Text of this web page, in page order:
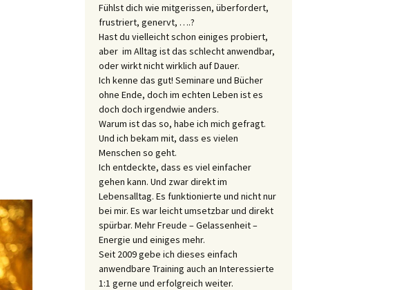
Fühlst dich wie mitgerissen, überfordert,
frustriert, genervt, ….?
Hast du vielleicht schon einiges probiert,
aber im Alltag ist das schlecht anwendbar,
oder wirkt nicht wirklich auf Dauer.
Ich kenne das gut! Seminare und Bücher
ohne Ende, doch im echten Leben ist es
doch doch irgendwie anders.
Warum ist das so, habe ich mich gefragt.
Und ich bekam mit, dass es vielen
Menschen so geht.
Ich entdeckte, dass es viel einfacher
gehen kann. Und zwar direkt im
Lebensalltag. Es funktionierte und nicht nur
bei mir. Es war leicht umsetzbar und direkt
spürbar. Mehr Freude – Gelassenheit –
Energie und einiges mehr.
Seit 2009 gebe ich dieses einfach
anwendbare Training auch an Interessierte
1:1 gerne und erfolgreich weiter.